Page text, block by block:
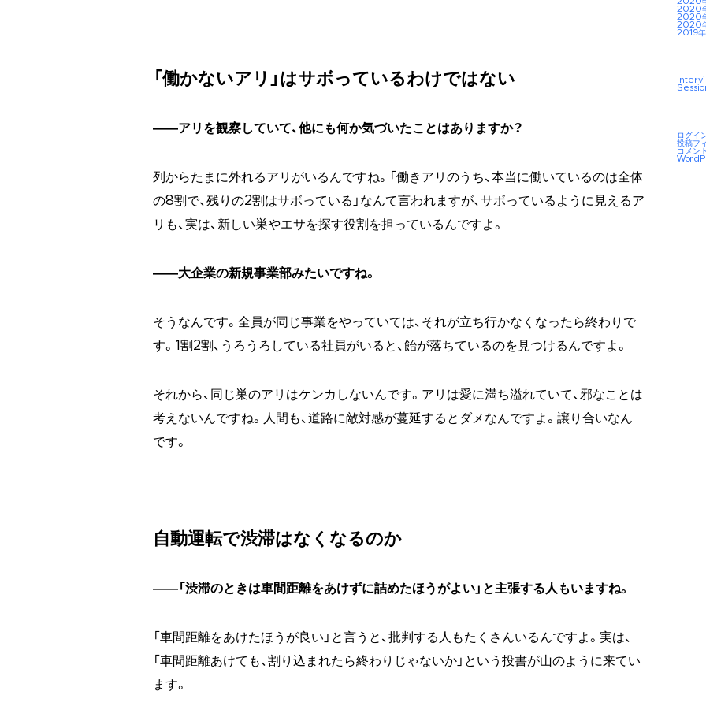
「働かないアリ」はサボっているわけではない
――アリを観察していて、他にも何か気づいたことはありますか？
列からたまに外れるアリがいるんですね。「働きアリのうち、本当に働いているのは全体
の8割で、残りの2割はサボっている」なんて言われますが、サボっているように見えるア
リも、実は、新しい巣やエサを探す役割を担っているんですよ。
――大企業の新規事業部みたいですね。
そうなんです。全員が同じ事業をやっていては、それが立ち行かなくなったら終わりで
す。1割2割、うろうろしている社員がいると、飴が落ちているのを見つけるんですよ。
それから、同じ巣のアリはケンカしないんです。アリは愛に満ち溢れていて、邪なことは
考えないんですね。人間も、道路に敵対感が蔓延するとダメなんですよ。譲り合いなん
です。
自動運転で渋滞はなくなるのか
――「渋滞のときは車間距離をあけずに詰めたほうがよい」と主張する人もいますね。
「車間距離をあけたほうが良い」と言うと、批判する人もたくさんいるんですよ。実は、
「車間距離あけても、割り込まれたら終わりじゃないか」という投書が山のように来てい
ます。
2020
2020
2020
2019年
ログイ
投稿フ
コメン